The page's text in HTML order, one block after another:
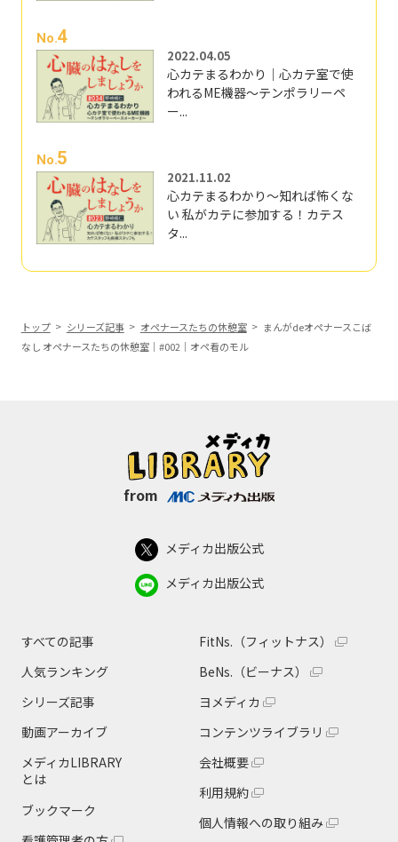
No.4
2022.04.05
心カテまるわかり｜心カテ室で使
われるME機器～テンポラリーペ
ー...
No.5
2021.11.02
心カテまるわかり～知れば怖くな
い 私がカテに参加する！カテス
タ...
トップ シリーズ記事 オペナースたちの休憩室
まんがdeオペナースこば
なし オペナースたちの休憩室｜#002｜オペ看のモル
from
メディカ出版公式
メディカ出版公式
すべての記事
人気ランキング
シリーズ記事
動画アーカイブ
メディカLIBRARY
とは
ブックマーク
FitNs.（フィットナス）
BeNs.（ビーナス）
ヨメディカ
コンテンツライブラリ
会社概要
利用規約
個人情報への取り組み